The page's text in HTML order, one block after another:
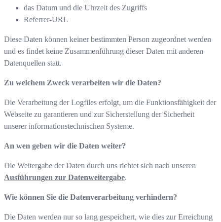
das Datum und die Uhrzeit des Zugriffs
Referrer-URL
Diese Daten können keiner bestimmten Person zugeordnet werden
und es findet keine Zusammenführung dieser Daten mit anderen
Datenquellen statt.
Zu welchem Zweck verarbeiten wir die Daten?
Die Verarbeitung der Logfiles erfolgt, um die Funktionsfähigkeit der
Webseite zu garantieren und zur Sicherstellung der Sicherheit
unserer informationstechnischen Systeme.
An wen geben wir die Daten weiter?
Die Weitergabe der Daten durch uns richtet sich nach unseren
Ausführungen zur Datenweitergabe.
Wie können Sie die Datenverarbeitung verhindern?
Die Daten werden nur so lang gespeichert, wie dies zur Erreichung